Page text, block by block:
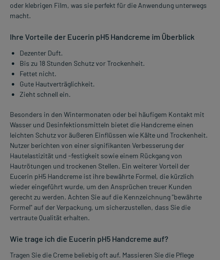
oder klebrigen Film, was sie perfekt für die Anwendung unterwegs
macht.
Ihre Vorteile der Eucerin pH5 Handcreme im Überblick
Dezenter Duft.
Bis zu 18 Stunden Schutz vor Trockenheit.
Fettet nicht.
Gute Hautverträglichkeit.
Zieht schnell ein.
Besonders in den Wintermonaten oder bei häufigem Kontakt mit
Wasser und Desinfektionsmitteln bietet die Handcreme einen
leichten Schutz vor äußeren Einflüssen wie Kälte und Trockenheit.
Nutzer berichten von einer signifikanten Verbesserung der
Hautelastizität und -festigkeit sowie einem Rückgang von
Hautrötungen und trockenen Stellen. Ein weiterer Vorteil der
Eucerin pH5 Handcreme ist ihre bewährte Formel, die kürzlich
wieder eingeführt wurde, um den Ansprüchen treuer Kunden
gerecht zu werden. Achten Sie auf die Kennzeichnung "bewährte
Formel" auf der Verpackung, um sicherzustellen, dass Sie die
vertraute Qualität erhalten.
Wie trage ich die Eucerin pH5 Handcreme auf?
Tragen Sie die Creme beliebig oft auf. Massieren Sie die Pflege